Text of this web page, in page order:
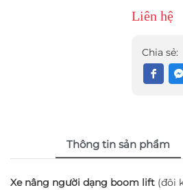
Liên hệ
Chia sẻ:
Thông tin sản phẩm
Xe nâng người dạng boom lift (đôi